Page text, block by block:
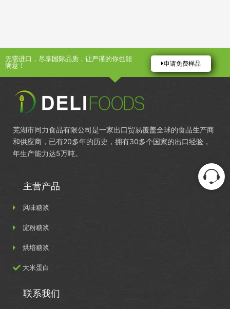
无需进口，尽享国际品质，让严谨的你也能
满意！
申请免费样品
芜湖市同力食品有限公司是一家出口贸易覆盖全球的食品生产商
和供应商，已有20多年的历史，拥有30多个国家的出口经验，
年生产能力达5万吨。
主营产品
风味糖浆
淀粉糖浆
烘培糖浆
大米蛋白
联系我们